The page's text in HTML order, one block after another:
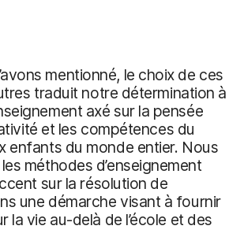
mentionné, le choix de ces
traduit notre détermination à
axé sur la pensée
et les compétences du
enfants du monde entier. Nous
méthodes d’enseignement
sur la résolution de
une démarche visant à fournir
la vie au-delà de l’école et des